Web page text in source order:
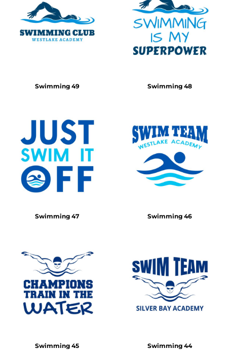
Swimming 49 Swimming 48
Swimming 47 Swimming 46
Swimming 45 Swimming 44